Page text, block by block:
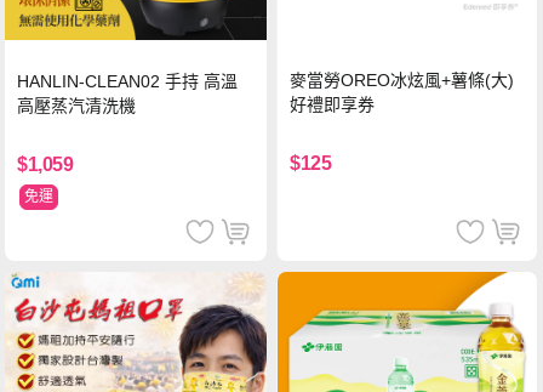
HANLIN-CLEAN02 手持 高溫
高壓蒸汽清洗機
$1,059
免運
麥當勞OREO冰炫風+薯條(大)
好禮即享券
$125